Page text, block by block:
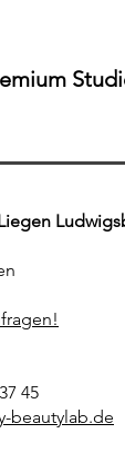
45
beautylab.de